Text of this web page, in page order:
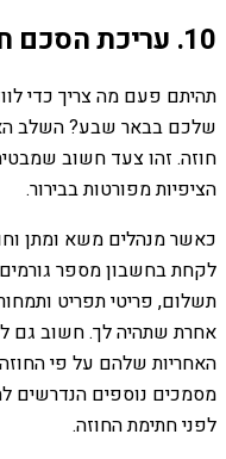
10. עריכת הסכם חוזה
תהיתם פעם מה צריך כדי
שלכם בבאר שבע? השלב
חוזה. זהו צעד חשוב
הציפיות מפורטות בבירור.
כאשר מנהלים משא ומתן
לקחת בחשבון מספר
תשלום, פריטי תפריט
אחרת שתהיה לך. חשוב גם
האחריות שלהם על פי
מסמכים נוספים הנדרשים
לפני חתימת החוזה.